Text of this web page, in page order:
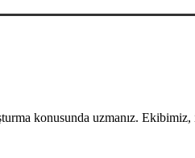
konusunda uzmanız.